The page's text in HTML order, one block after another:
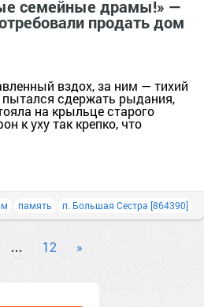
семейные драмы!» —
продать дом
вздох, за ним — тихий
пытался сдержать рыдания,
на крыльце старого
к уху так крепко, что
память п. Большая Сестра [864390]
… 12 »